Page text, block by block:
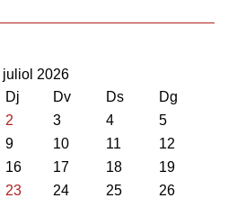
juliol 2026
Dj Dv Ds
Dg
2 3 4
5
9 10 11
12
16 17 18
19
23 24 25
26